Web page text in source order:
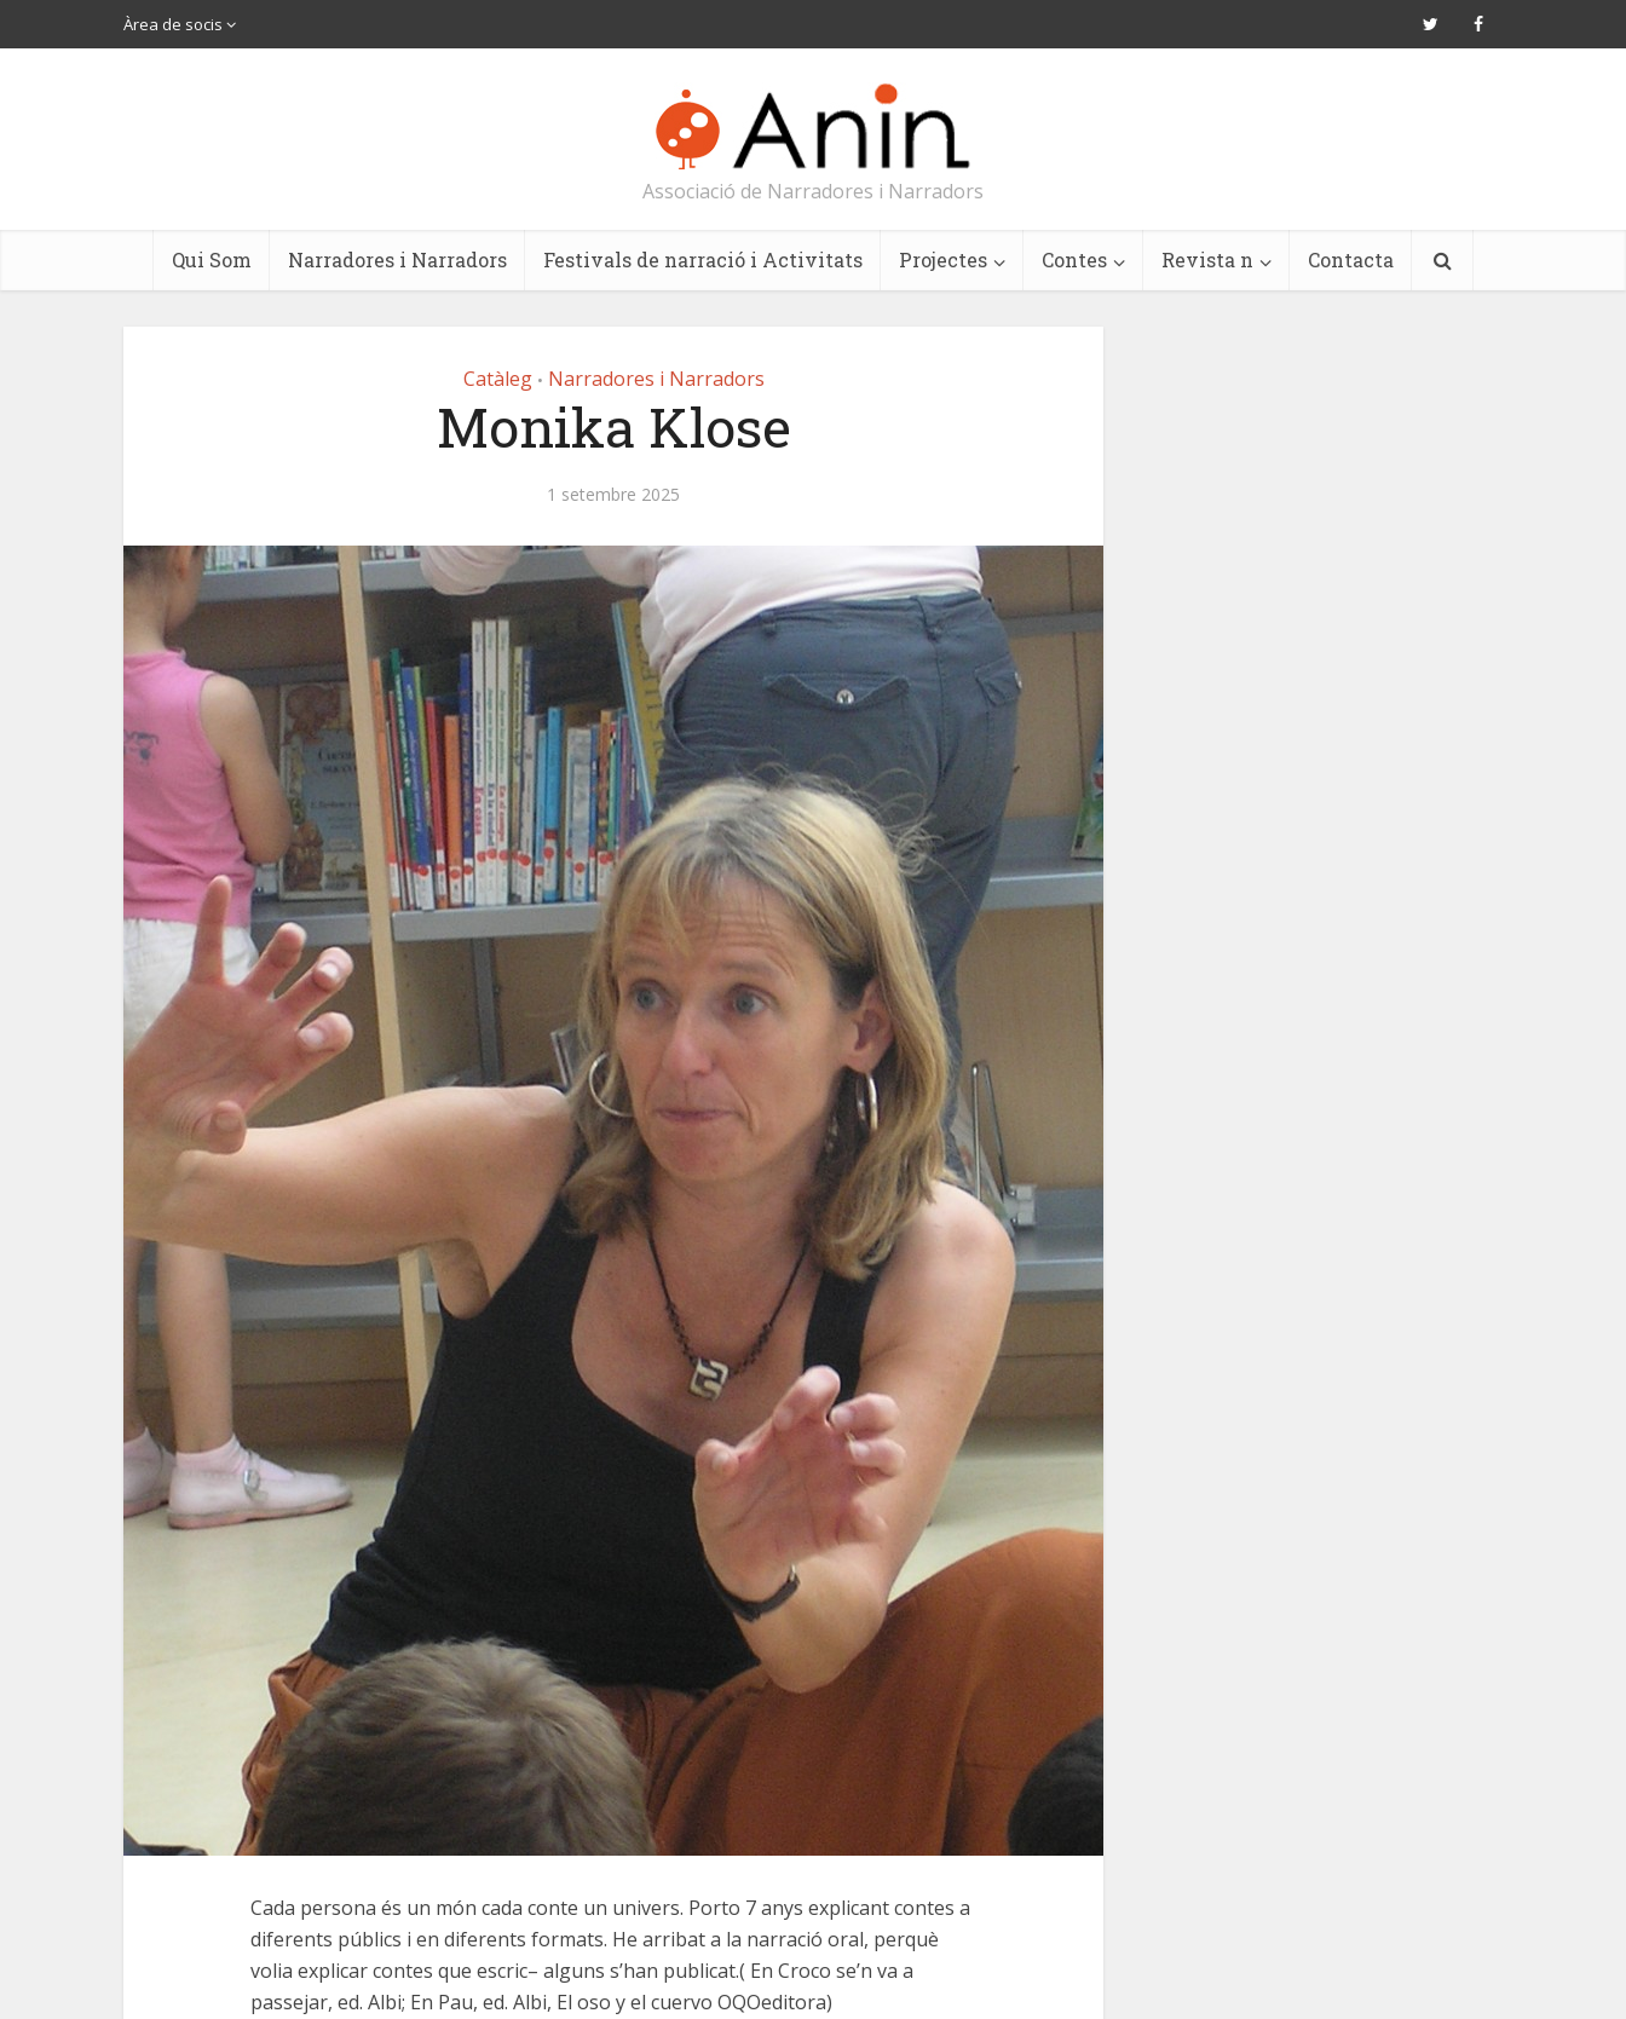
Àrea de socis
Associació de Narradores i Narradors
Qui Som Narradores i Narradors Festivals de narració i Activitats Projectes Contes Revista n Contacta
Catàleg • Narradores i Narradors
Monika Klose
1 setembre 2025
Cada persona és un món cada conte un univers. Porto 7 anys explicant contes a
diferents públics i en diferents formats. He arribat a la narració oral, perquè
volia explicar contes que escric– alguns s’han publicat.( En Croco se’n va a
passejar, ed. Albi; En Pau, ed. Albi, El oso y el cuervo OQOeditora)